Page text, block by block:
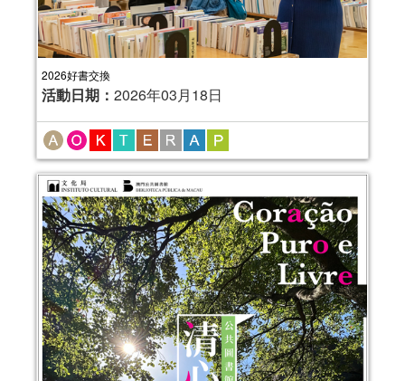
2026好書交換
活動日期： 2026年03月18日